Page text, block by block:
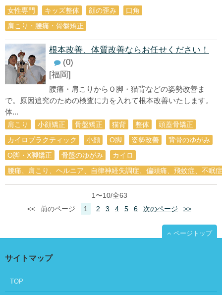
女性専門
キッズ整体 顔の歪み
口角
肩こり・腰痛・骨盤矯正
根本改善、体質改善ならお任せください！
(0)
[福岡]
腰痛・肩こりからＯ脚・猫背などの姿勢改善ま
で。原因追究のための検査に力を入れて根本改善いたします。
体...
肩こり 小顔矯正 骨盤矯正 猫背 整体
頭蓋骨矯正
カイロプラクティック
小顔 О脚 姿勢改善
背骨のゆがみ
O脚・X脚矯正
骨盤のゆがみ
カイロ
腰痛、肩こり、ヘルニア、自律神経失調症、偏頭痛、飛蚊症、不眠
1〜10/全63
<<
前のページ 1 2 3 4 5 6 次のページ >>
ページトップ
サイトマップ
TOP